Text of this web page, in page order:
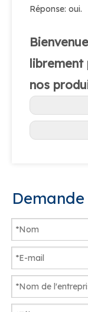
Réponse: oui.
librement
nos